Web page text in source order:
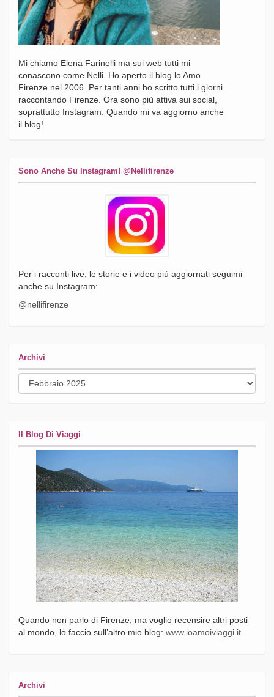
Mi chiamo Elena Farinelli ma sui web tutti mi
conascono come Nelli. Ho aperto il blog lo Amo
Firenze nel 2006. Per tanti anni ho scritto tutti i giorni
raccontando Firenze. Ora sono più attiva sui social,
soprattutto Instagram. Quando mi va aggiorno anche
il blog!
Sono Anche Su Instagram! @nellifirenze
Per i racconti live, le storie e i video più aggiornati seguimi
anche su Instagram:
@nellifirenze
Archivi
Archivi
Il Blog Di Viaggi
Quando non parlo di Firenze, ma voglio recensire altri posti
al mondo, lo faccio sull’altro mio blog: www.ioamoiviaggi.it
Archivi